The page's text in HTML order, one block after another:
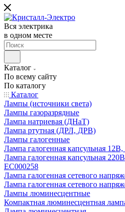
Вся электрика
в одном месте
Каталог
По всему сайту
По каталогу
Каталог
Лампы (источники света)
Лампы газоразрядные
Лампа натриевая (ДНаТ)
Лампа ртутная (ДРЛ, ДРВ)
Лампы галогенные
Лампа галогенная капсульная
Лампа галогенная капсульная 220В
EC000258
Лампа галогенная сетевого
Лампа галогенная сетевого
Лампы люминесцентные
Компактная люминесцентная